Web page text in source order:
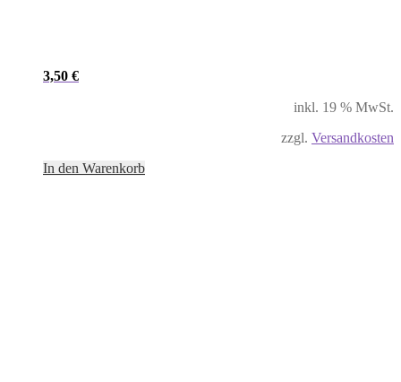
3,50 €
inkl. 19 % MwSt.
zzgl. Versandkosten
In den Warenkorb